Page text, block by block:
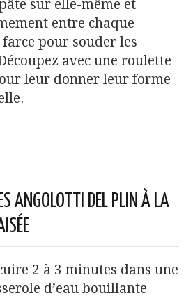
sur elle-même et
entre chaque
pour souder les
avec une roulette
leur donner leur forme
ANGOLOTTI DEL PLIN À LA
2 à 3 minutes dans une
d’eau bouillante